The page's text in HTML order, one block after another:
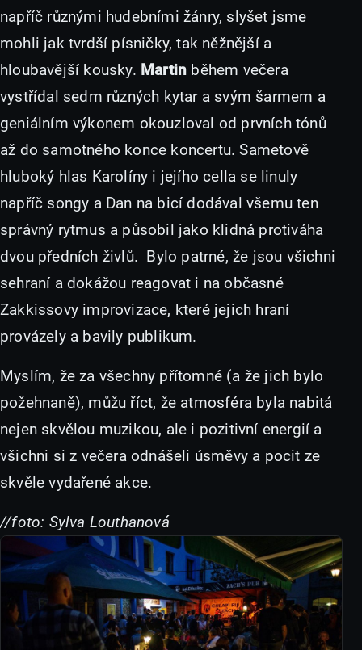
napříč různými hudebními žánry, slyšet jsme
mohli jak tvrdší písničky, tak něžnější a
hloubavější kousky. Martin během večera
vystřídal sedm různých kytar a svým šarmem a
geniálním výkonem okouzloval od prvních tónů
až do samotného konce koncertu. Sametově
hluboký hlas Karolíny i jejího cella se linuly
napříč songy a Dan na bicí dodával všemu ten
správný rytmus a působil jako klidná protiváha
dvou předních živlů. Bylo patrné, že jsou všichni
sehraní a dokážou reagovat i na občasné
Zakkissovy improvizace, které jejich hraní
provázely a bavily publikum.
Myslím, že za všechny přítomné (a že jich bylo
požehnaně), můžu říct, že atmosféra byla nabitá
nejen skvělou muzikou, ale i pozitivní energií a
všichni si z večera odnášeli úsměvy a pocit ze
skvěle vydařené akce.
//foto: Sylva Louthanová